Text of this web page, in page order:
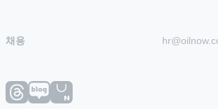
채용